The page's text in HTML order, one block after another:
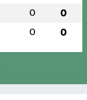
0 0
0 0